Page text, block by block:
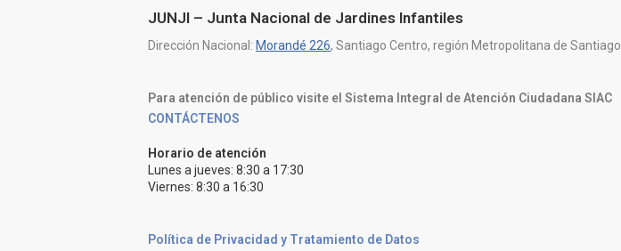
JUNJI – Junta Nacional de Jardines Infantiles
Dirección Nacional: Morandé 226, Santiago Centro, región Metropolitana de Santiago.
Para atención de público visite el Sistema Integral de Atención Ciudadana SIAC
CONTÁCTENOS
Horario de atención
Lunes a jueves: 8:30 a 17:30
Viernes: 8:30 a 16:30
Política de Privacidad y Tratamiento de Datos